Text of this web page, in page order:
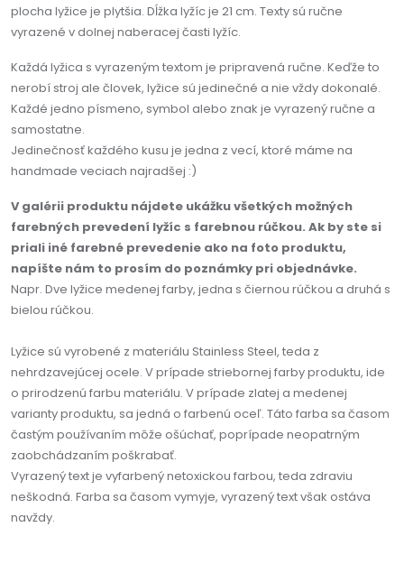
plocha lyžice je plytšia. Dĺžka lyžíc je 21 cm. Texty sú ručne
vyrazené v dolnej naberacej časti lyžíc.
Každá lyžica s vyrazeným textom je pripravená ručne. Keďže to
nerobí stroj ale človek, lyžice sú jedinečné a nie vždy dokonalé.
Každé jedno písmeno, symbol alebo znak je vyrazený ručne a
samostatne.
Jedinečnosť každého kusu je jedna z vecí, ktoré máme na
handmade veciach najradšej :)
V galérii produktu nájdete ukážku všetkých možných
farebných prevedení lyžíc s farebnou rúčkou. Ak by ste si
priali iné farebné prevedenie ako na foto produktu,
napíšte nám to prosím do poznámky pri objednávke.
Napr. Dve lyžice medenej farby, jedna s čiernou rúčkou a druhá s
bielou rúčkou.
Lyžice sú vyrobené z materiálu Stainless Steel, teda z
nehrdzavejúcej ocele. V prípade striebornej farby produktu, ide
o prirodzenú farbu materiálu. V prípade zlatej a medenej
varianty produktu, sa jedná o farbenú oceľ. Táto farba sa časom
častým používaním môže ošúchať, poprípade neopatrným
zaobchádzaním poškrabať.
Vyrazený text je vyfarbený netoxickou farbou, teda zdraviu
neškodná. Farba sa časom vymyje, vyrazený text však ostáva
navždy.